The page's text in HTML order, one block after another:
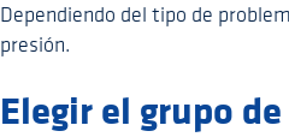
Dependiendo del tipo de
presión.
Elegir el grupo